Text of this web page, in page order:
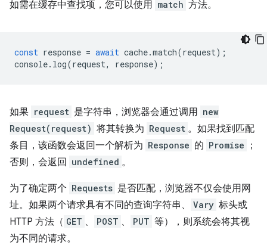
如需在缓存中查找项，您可以使用 match 方法。
const response = await cache.match(request);
console. log(request, response);
如果 request 是字符串，浏览器会通过调用 new
Request(request) 将其转换为 Request 。如果找到匹配
条目，该函数会返回一个解析为 Response 的 Promise
；
否则，会返回
undefined 。
为了确定两个 Requests 是否匹配，浏览器不仅会使用网
址。如果两个请求具有不同的查询字符串、
Vary 标头或
HTTP 方法（ GET 、 POST 、 PUT 等），则系统会将其视
为不同的请求。